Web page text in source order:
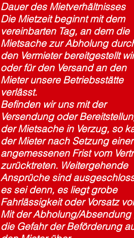
Dauer des Mietverhältnisses
Die Mietzeit beginnt mit dem
vereinbarten Tag, an dem die
Mietsache zur Abholung
den Vermieter bereitgestellt
oder für den Versand an den
Mieter unsere Betriebsstätte
verlässt.
Befinden wir uns mit der
Versendung oder
der Mietsache in Verzug, so
der Mieter nach Setzung einer
angemessenen Frist vom
zurücktreten. Weitergehende
Ansprüche sind
es sei denn, es liegt grobe
Fahrlässigkeit oder Vorsatz
Mit der Abholung/Absendung
die Gefahr der Beförderung